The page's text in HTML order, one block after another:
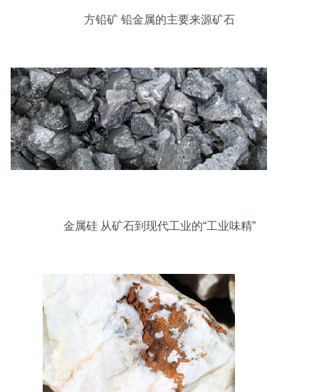
方铅矿 铅金属的主要来源矿石
金属硅 从矿石到现代工业的“工业味精”